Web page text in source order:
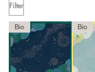
Filter
Bio Bio